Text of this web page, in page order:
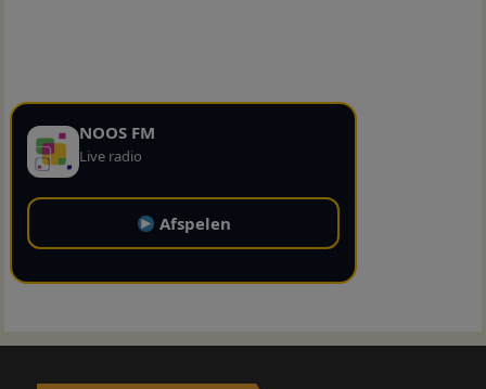
NOOS FM
Live radio
Afspelen